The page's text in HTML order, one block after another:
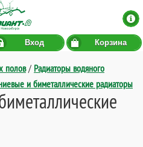
Вход Корзина
полов/ Радиаторы водяного
и биметаллические радиаторы